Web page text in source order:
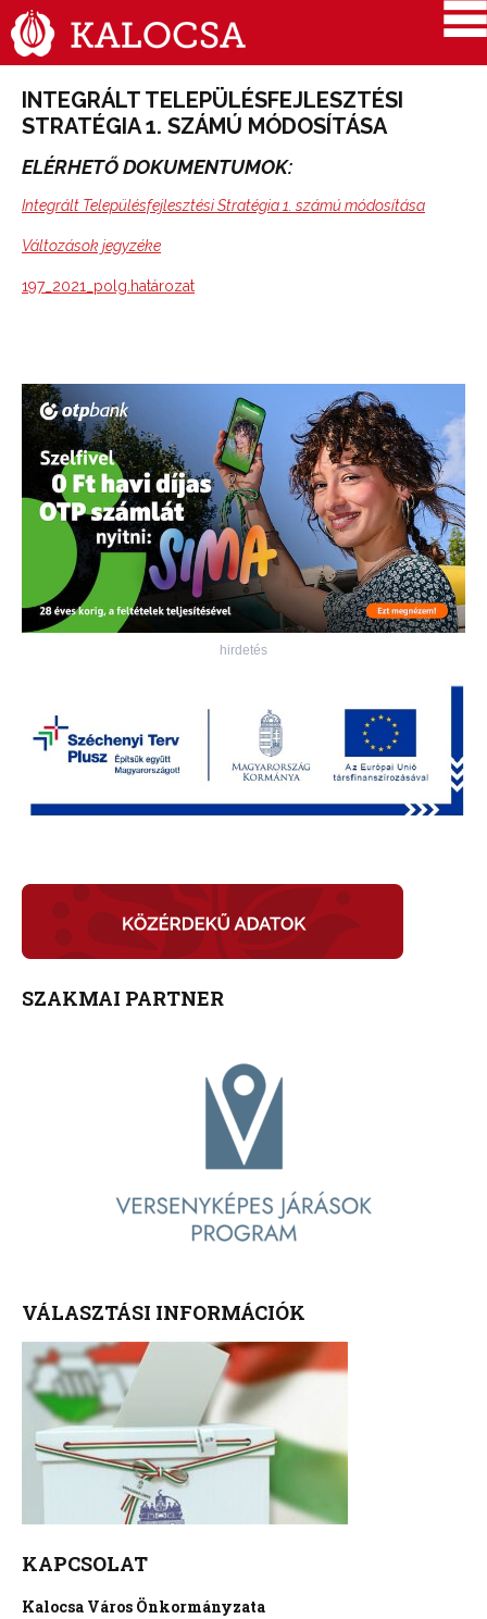
INTEGRÁLT TELEPÜLÉSFEJLESZTÉSI
STRATÉGIA 1. SZÁMÚ MÓDOSÍTÁSA
ELÉRHETŐ DOKUMENTUMOK:
Integrált Településfejlesztési Stratégia 1. számú módosítása
Változások jegyzéke
197_2021_polg.határozat
hirdetés
SZAKMAI PARTNER
VÁLASZTÁSI INFORMÁCIÓK
KAPCSOLAT
Kalocsa Város Önkormányzata